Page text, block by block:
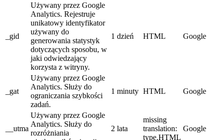
_gid
Używany przez Google
Analytics. Rejestruje
unikatowy identyfikator
używany do
generowania statystyk
dotyczących sposobu, w
jaki odwiedzający
korzysta z witryny.
1 dzień HTML Google
_gat
Używany przez Google
Analytics. Służy do
ograniczania szybkości
zadań.
1 minuty HTML Google
__utma
Używany przez Google
Analytics. Służy do
rozróżniania
2 lata
missing
translation:
type.HTML
Google